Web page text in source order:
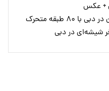
+ عکس
طبقه متحرک
شیشه‌ای در دبی